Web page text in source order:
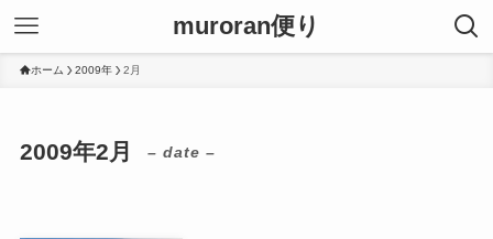
muroran便り
ホーム 2009年 2月
2009年2月 – date –